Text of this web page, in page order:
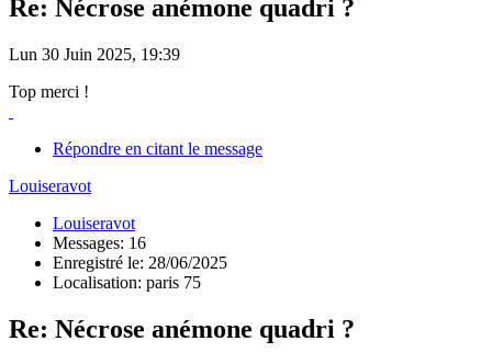
Re: Nécrose anémone quadri ?
Lun 30 Juin 2025, 19:39
Top merci !
Répondre en citant le message
Louiseravot
Louiseravot
Messages: 16
Enregistré le: 28/06/2025
Localisation: paris 75
Re: Nécrose anémone quadri ?